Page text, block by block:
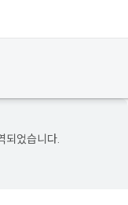
되었습니다.